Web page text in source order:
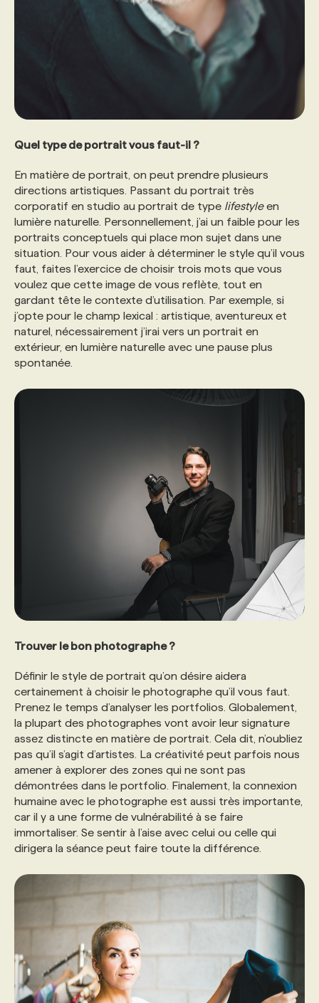
Quel type de portrait vous faut-il ?
En matière de portrait, on peut prendre plusieurs
directions artistiques. Passant du portrait très
corporatif en studio au portrait de type lifestyleen
lumière naturelle. Personnellement, j’ai un faible pour les
portraits conceptuels qui place mon sujet dans une
situation. Pour vous aider à déterminer le style qu’il vous
faut, faites l’exercice de choisir trois mots que vous
voulez que cette image de vous reflète, tout en
gardant tête le contexte d’utilisation. Par exemple, si
j’opte pour le champ lexical : artistique, aventureux et
naturel, nécessairement j’irai vers un portrait en
extérieur, en lumière naturelle avec une pause plus
spontanée.
Trouver le bon photographe ?
Définir le style de portrait qu’on désire aidera
certainement à choisir le photographe qu’il vous faut.
Prenez le temps d’analyser les portfolios. Globalement,
la plupart des photographes vont avoir leur signature
assez distincte en matière de portrait. Cela dit, n’oubliez
pas qu’il s’agit d’artistes. La créativité peut parfois nous
amener à explorer des zones qui ne sont pas
démontrées dans le portfolio. Finalement, la connexion
humaine avec le photographe est aussi très importante,
car il y a une forme de vulnérabilité à se faire
immortaliser. Se sentir à l’aise avec celui ou celle qui
dirigera la séance peut faire toute la différence.